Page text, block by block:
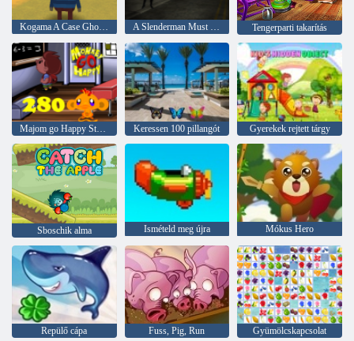
Kogama A Case Ghost ház A Slenderman Must Die: Silent Streets Tengerparti takarítás
Majom go Happy Stage 280 Keressen 100 pillangót Gyerekek rejtett tárgy
Sboschik alma Ismételd meg újra Mókus Hero
Repülő cápa Fuss, Pig, Run Gyümölcskapcsolat